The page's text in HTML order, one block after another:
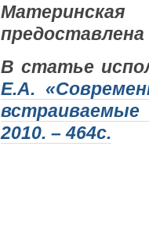
В статье
Е.А.
2010. – 464с.